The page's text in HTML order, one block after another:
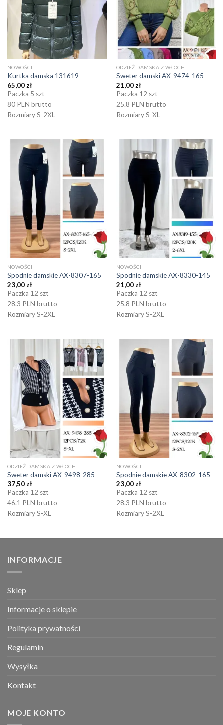
NOWOŚCI
Kurtka damska 131619
65,00 zł
Paczka 5 szt
80 PLN brutto
Rozmiary S-2XL
ODZIEŻ DAMSKA Z WŁOCH
Sweter damski AX-9474-165
21,00 zł
Paczka 12 szt
25.8 PLN brutto
Rozmiary S-XL
NOWOŚCI
Spodnie damskie AX-8307-165
23,00 zł
Paczka 12 szt
28.3 PLN brutto
Rozmiary S-2XL
NOWOŚCI
Spodnie damskie AX-8330-145
21,00 zł
Paczka 12 szt
25.8 PLN brutto
Rozmiary S-2XL
ODZIEŻ DAMSKA Z WŁOCH
Sweter damski AX-9498-285
37,50zł
Paczka 12 szt
46.1 PLN brutto
Rozmiary S-XL
NOWOŚCI
Spodnie damskie AX-8302-165
23,00zł
Paczka 12 szt
28.3 PLN brutto
Rozmiary S-2XL
INFORMACJE
Sklep
Informacje o sklepie
Polityka prywatności
Regulamin
Wysyłka
Kontakt
MOJE KONTO